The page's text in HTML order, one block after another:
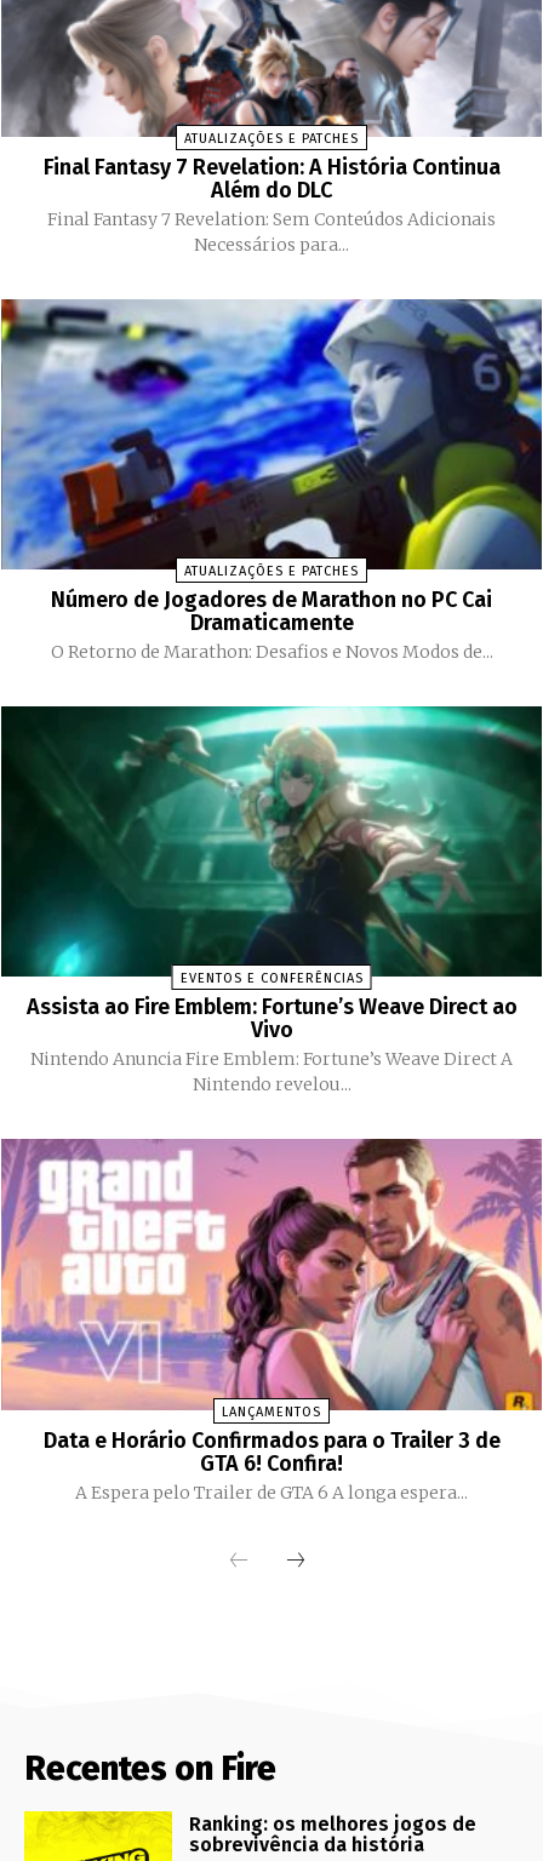
ATUALIZAÇÕES E PATCHES
Final Fantasy 7 Revelation: A História Continua
Além do DLC
Final Fantasy 7 Revelation: Sem Conteúdos Adicionais
Necessários para...
ATUALIZAÇÕES E PATCHES
Número de Jogadores de Marathon no PC Cai
Dramaticamente
O Retorno de Marathon: Desafios e Novos Modos de...
EVENTOS E CONFERÊNCIAS
Assista ao Fire Emblem: Fortune’s Weave Direct ao
Vivo
Nintendo Anuncia Fire Emblem: Fortune’s Weave Direct A
Nintendo revelou...
LANÇAMENTOS
Data e Horário Confirmados para o Trailer 3 de
GTA 6! Confira!
A Espera pelo Trailer de GTA 6 A longa espera...
Recentes on Fire
Ranking: os melhores jogos de
sobrevivência da história